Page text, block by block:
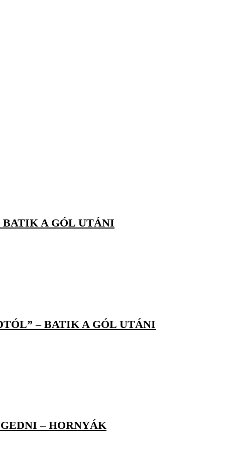
A GÓL UTÁNI
– BATIK A GÓL UTÁNI
– HORNYÁK